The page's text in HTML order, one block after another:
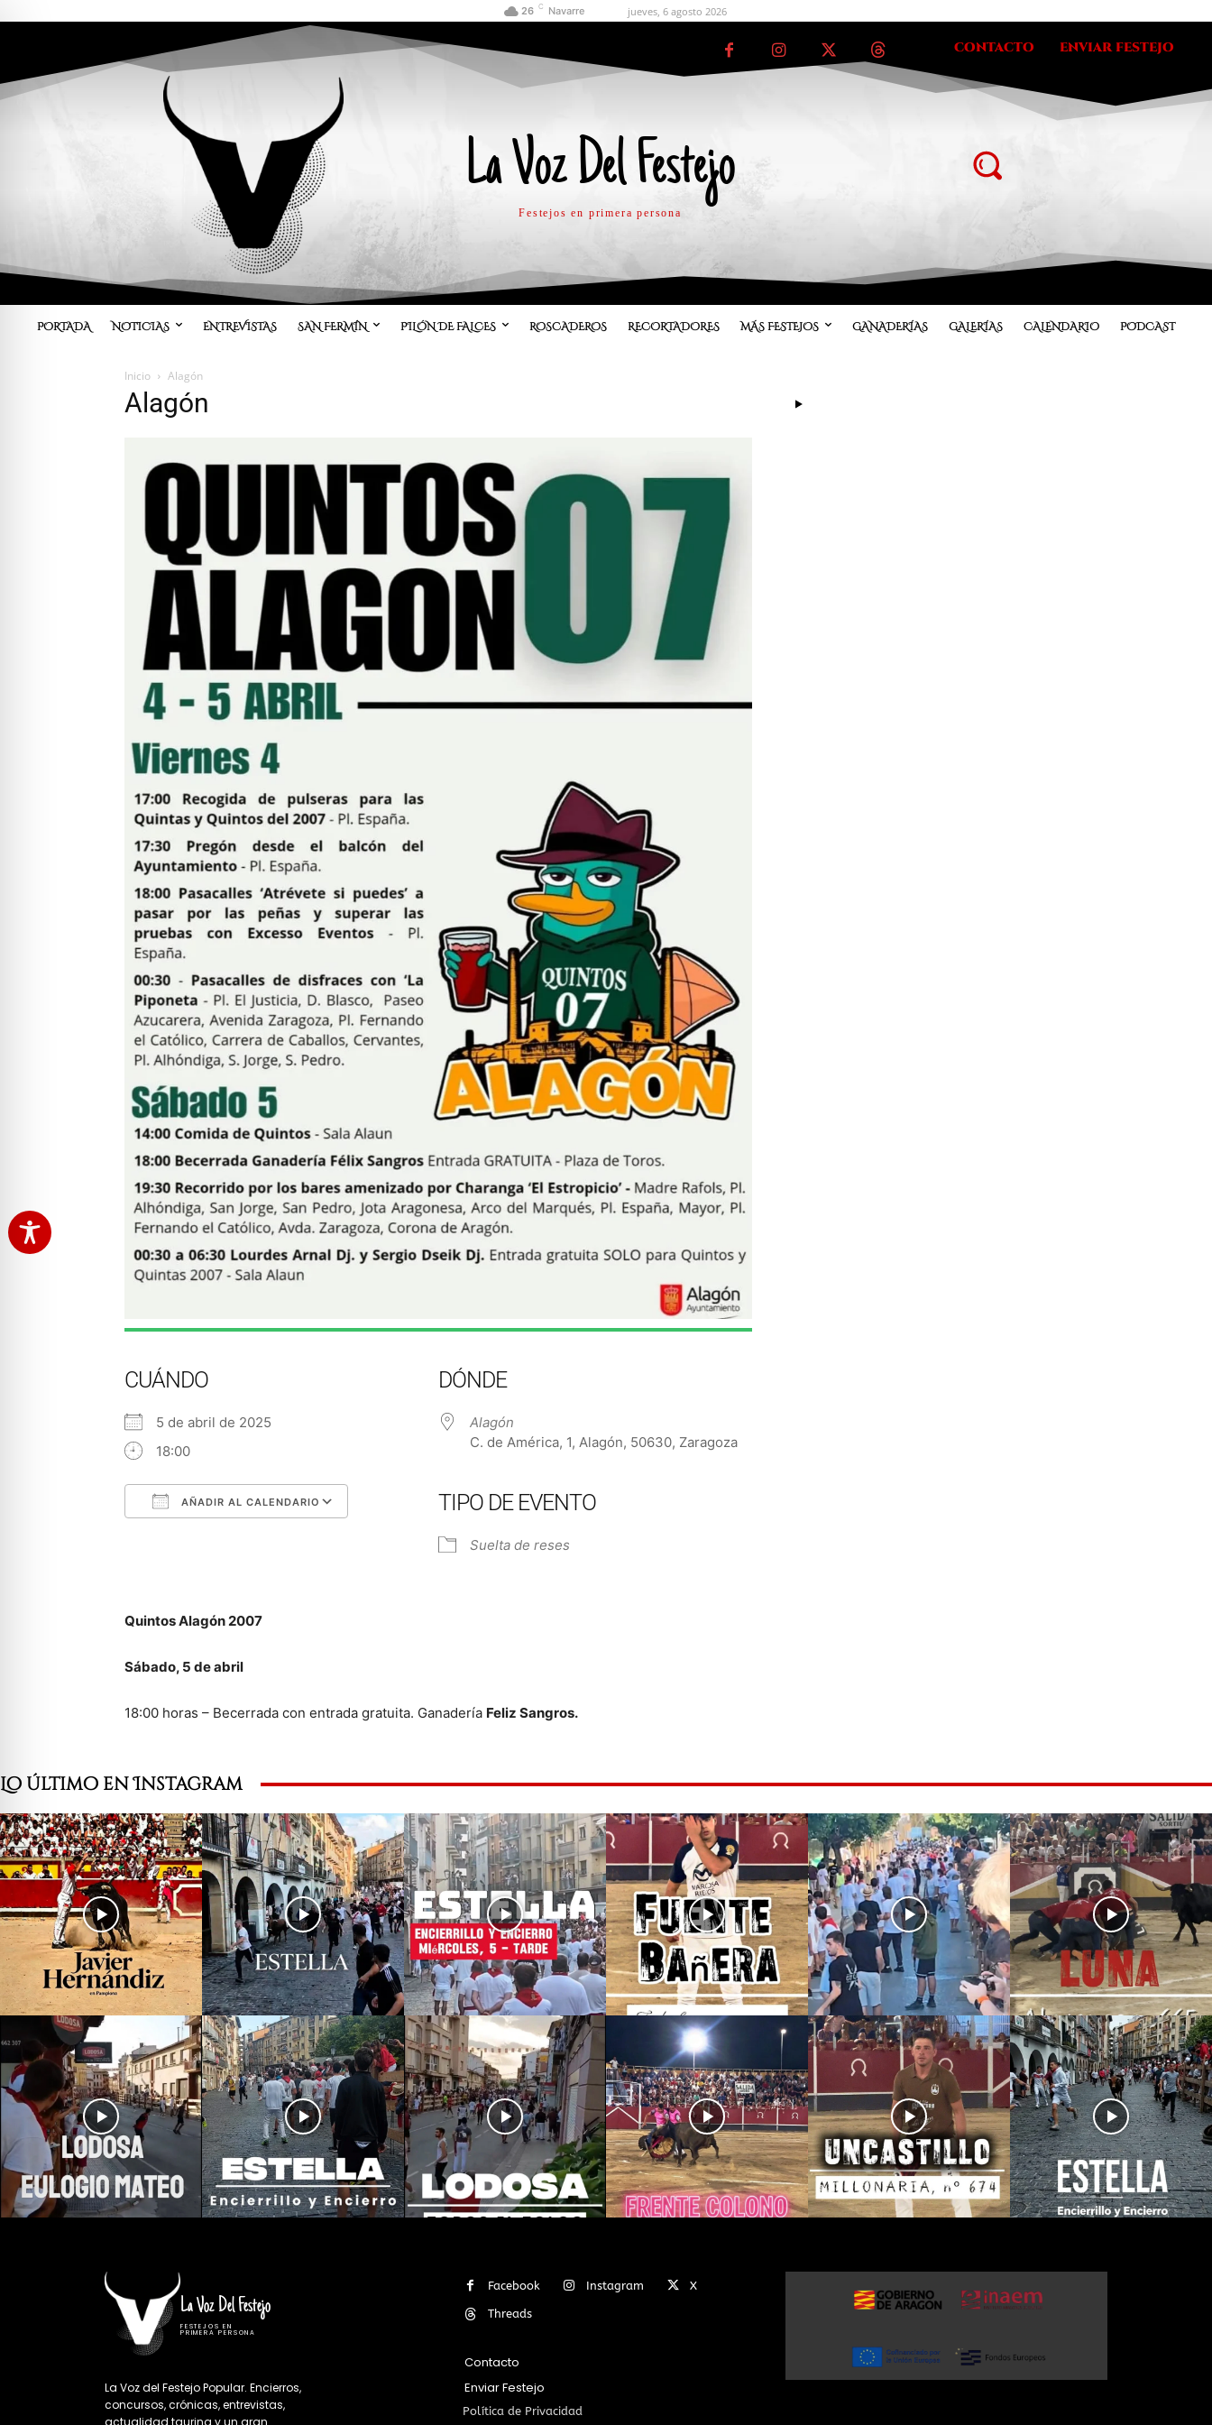
26 C Navarre jueves, 6 agosto 2026
La Voz Del Festejo
Festejos en primera persona
CONTACTO ENVIAR FESTEJO
PORTADA NOTICIAS ENTREVISTAS SAN FERMÍN PILÓN DE FALCES ROSCADEROS RECORTADORES MÁS FESTEJOS GANADERÍAS GALERÍAS CALENDARIO PODCAST
Inicio Alagón
Alagón
CUÁNDO
5 de abril de 2025
18:00
AÑADIR AL CALENDARIO
Google Calendar
DÓNDE
Alagón
C. de América, 1, Alagón, 50630, Zaragoza
TIPO DE EVENTO
Suelta de reses
Quintos Alagón 2007
Sábado, 5 de abril
18:00 horas – Becerrada con entrada gratuita. Ganadería Feliz Sangros.
Lo último en Instagram
La Voz Del Festejo
FESTEJOS EN
PRIMERA PERSONA
La Voz del Festejo Popular. Encierros,
concursos, crónicas, entrevistas,
actualidad taurina y un gran
Facebook Instagram X
Threads
Contacto
Enviar Festejo
Política de Privacidad